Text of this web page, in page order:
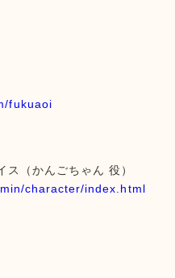
fukuaoi
ス（かんごちゃん 役）
character/index.html